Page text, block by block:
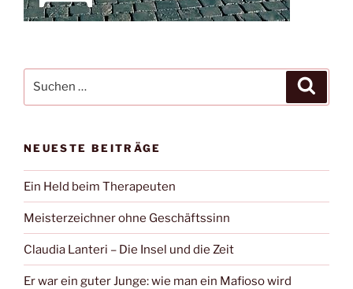
nach:
NEUESTE BEITRÄGE
Ein Held beim Therapeuten
Meisterzeichner ohne Geschäftssinn
Claudia Lanteri – Die Insel und die Zeit
Er war ein guter Junge: wie man ein Mafioso wird